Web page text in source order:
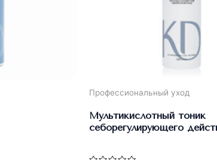
Профессиональный уход
Мультикислотный тоник
себорегулирующего